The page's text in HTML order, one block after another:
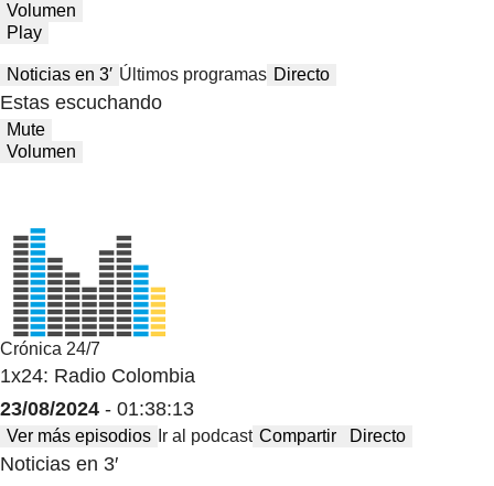
Volumen
Play
Noticias en 3′ Últimos programas Directo
Estas escuchando
Mute
Volumen
Crónica 24/7
1x24: Radio Colombia
23/08/2024 - 01:38:13
Ver más episodios Ir al podcast Compartir Directo
Noticias en 3′